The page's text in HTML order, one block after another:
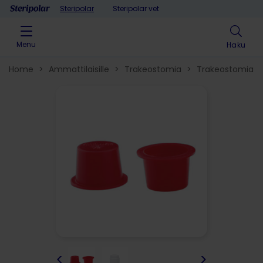
Skip to contentSteripolar Steripolar vet
Menu Haku
Home > Ammattilaisille > Trakeostomia >